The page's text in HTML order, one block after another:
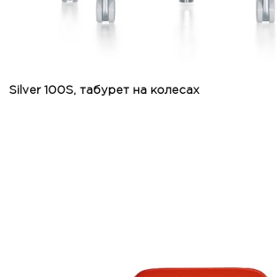
Silver 100S, табурет на колесах